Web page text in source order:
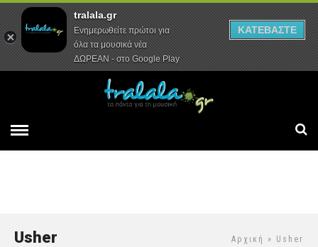
Αρχική Συνεντεύξεις Ρεπορτάζ
Αρχική » Usher
Usher
tralala.gr
Ενημερωθείτε πρώτοι για
όλα τα μουσικά νέα
ΔΩΡΕΑΝ - στο Google Play
ΚΑΤΕΒΑΣΤΕ